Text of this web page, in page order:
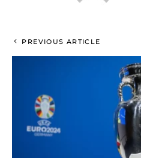
PREVIOUS ARTICLE